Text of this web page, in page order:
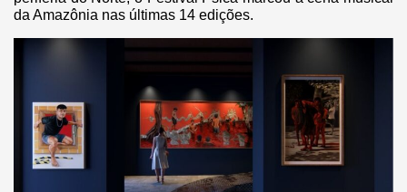
da Amazônia nas últimas 14 edições.